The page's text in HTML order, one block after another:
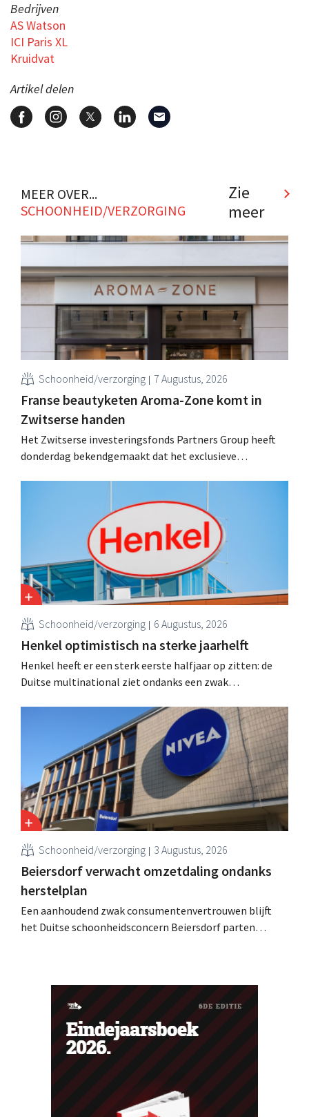
Bedrijven
AS Watson
ICI Paris XL
Kruidvat
Artikel delen
MEER OVER...
SCHOONHEID/VERZORGING
Zie
meer
Schoonheid/verzorging 7 Augustus, 2026
Franse beautyketen Aroma-Zone komt in
Zwitserse handen
Het Zwitserse investeringsfonds Partners Group heeft
donderdag bekendgemaakt dat het exclusieve
over te nemen van de holding Eurazeo.
Schoonheid/verzorging 6 Augustus, 2026
Henkel optimistisch na sterke jaarhelft
Henkel heeft er een sterk eerste halfjaar op zitten: de
Duitse multinational ziet ondanks een zwak
haarverzorging en wasmiddelen en voert de
overnameactiviteiten op.
Schoonheid/verzorging 3 Augustus, 2026
Beiersdorf verwacht omzetdaling ondanks
herstelplan
Een aanhoudend zwak consumentenvertrouwen blijft
het Duitse schoonheidsconcern Beiersdorf parten